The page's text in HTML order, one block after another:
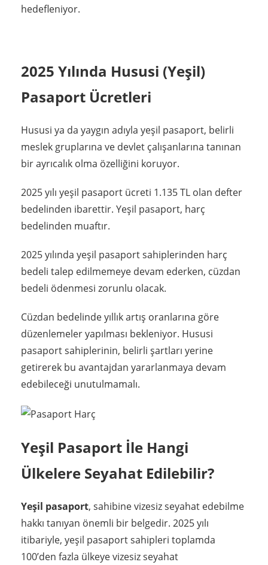
hedefleniyor.
2025 Yılında Hususi (Yeşil)
Pasaport Ücretleri
Hususi ya da yaygın adıyla yeşil pasaport, belirli
meslek gruplarına ve devlet çalışanlarına tanınan
bir ayrıcalık olma özelliğini koruyor.
2025 yılı yeşil pasaport ücreti 1.135 TL olan defter
bedelinden ibarettir. Yeşil pasaport, harç
bedelinden muaftır.
2025 yılında yeşil pasaport sahiplerinden harç
bedeli talep edilmemeye devam ederken, cüzdan
bedeli ödenmesi zorunlu olacak.
Cüzdan bedelinde yıllık artış oranlarına göre
düzenlemeler yapılması bekleniyor. Hususi
pasaport sahiplerinin, belirli şartları yerine
getirerek bu avantajdan yararlanmaya devam
edebileceği unutulmamalı.
Yeşil Pasaport İle Hangi
Ülkelere Seyahat Edilebilir?
Yeşil pasaport, sahibine vizesiz seyahat edebilme
hakkı tanıyan önemli bir belgedir. 2025 yılı
itibariyle, yeşil pasaport sahipleri toplamda
100’den fazla ülkeye vizesiz seyahat